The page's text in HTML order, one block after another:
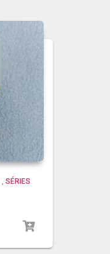
, SÉRIES